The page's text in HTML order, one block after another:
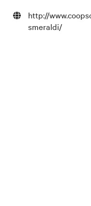
http://
smeraldi/